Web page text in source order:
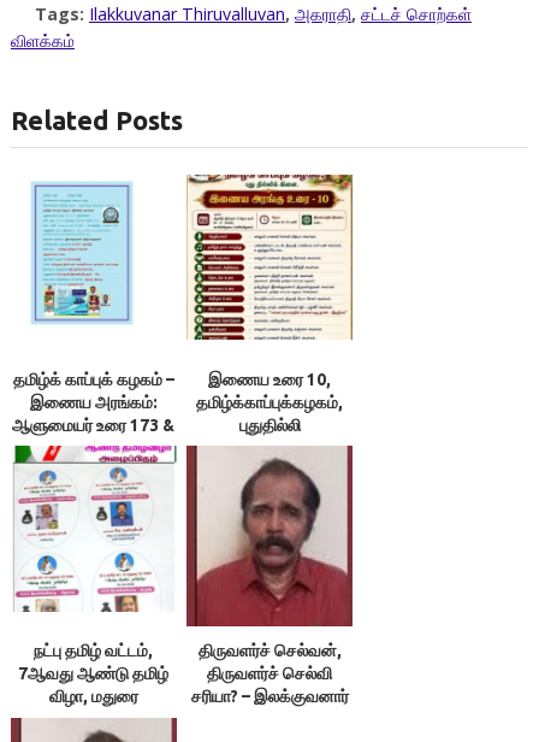
Tags: Ilakkuvanar Thiruvalluvan, அகராதி, சட்டச் சொற்கள்
விளக்கம்
Related Posts
தமிழ்க் காப்புக் கழகம் –
இணைய அரங்கம்:
ஆளுமையர் உரை 173 &
174 ; நூலரங்கம்
இணைய உரை 10,
தமிழ்க்காப்புக்கழகம்,
புதுதில்லி
நட்பு தமிழ் வட்டம்,
7ஆவது ஆண்டு தமிழ்
விழா, மதுரை
திருவளர்ச் செல்வன்,
திருவளர்ச் செல்வி
சரியா? – இலக்குவனார்